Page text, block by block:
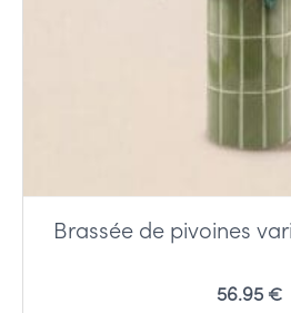
Brassée de pivoines
56.95 €